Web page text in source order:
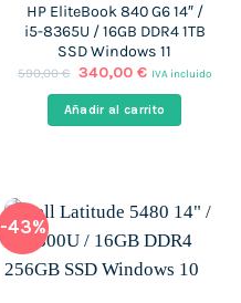
HP EliteBook 840 G6 14″ /
i5-8365U / 16GB DDR4 1TB
SSD Windows 11
590,00€ El
original
era:
340,00 €El
actual
es:
IVA incluido
Añadir al carrito
-43%